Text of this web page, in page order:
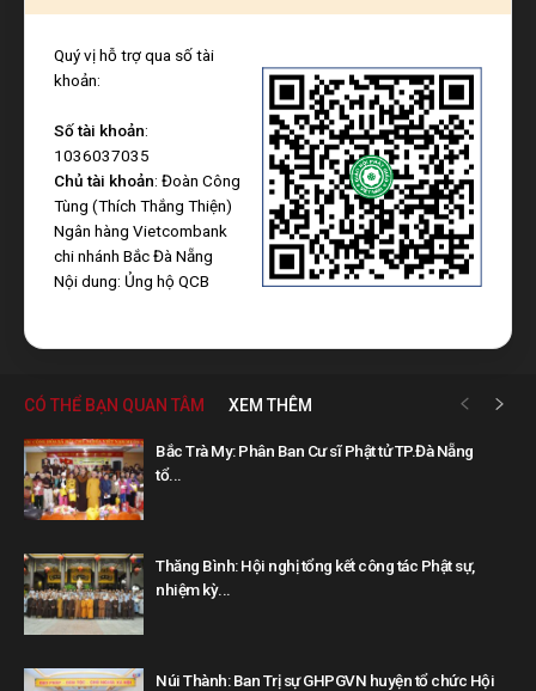
Quý vị hỗ trợ qua số tài
khoản:
Số tài khoản:
1036037035
Chủ tài khoản: Đoàn Công
Tùng (Thích Thắng Thiện)
Ngân hàng Vietcombank
chi nhánh Bắc Đà Nẵng
Nội dung: Ủng hộ QCB
CÓ THỂ BẠN QUAN TÂM XEM THÊM
Bắc Trà My: Phân Ban Cư sĩ Phật tử TP.Đà Nẵng
tổ...
Thăng Bình: Hội nghị tổng kết công tác Phật sự,
nhiệm kỳ...
Núi Thành: Ban Trị sự GHPGVN huyện tổ chức Hội